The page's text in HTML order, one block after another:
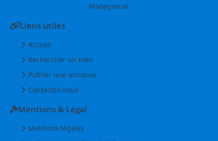
Madagascar.
Liens utiles
Accueil
Rechercher un bien
Publier une annonce
Contactez-nous
Mentions & Légal
Mentions légales